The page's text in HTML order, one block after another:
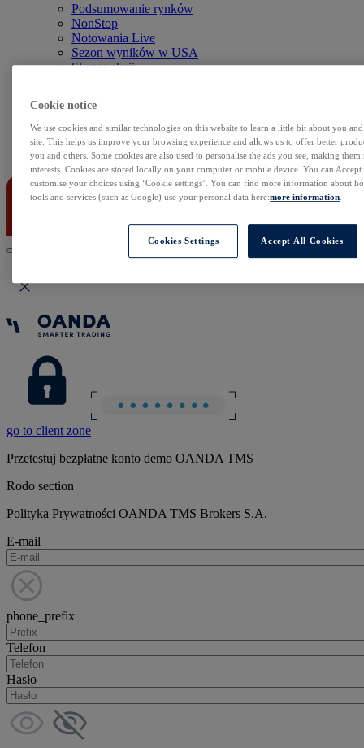
Podsumowanie rynków
NonStop
Notowania Live
Sezon wyników w USA
Skaner akcji
Sentyment Klientów
Rolowania
Kontakt
go to client zone
Przetestuj bezpłatne konto demo OANDA TMS
Rodo section
Polityka Prywatności OANDA TMS Brokers S.A.
E-mail
phone_prefix
Telefon
Hasło
Cookie notice
We use cookies and similar technologies on this website to learn a little bit about you
site. This helps us improve your browsing experience and allows us to offer better
you and others. Some cookies are also used to personalise the ads you see, making
interests. Cookies are stored locally on your computer or mobile device. You can
customise your choices using ‘Cookie settings’. You can find more information about
tools and services (such as Google) use your personal data here:more information
Cookies Settings Accept All Cookies